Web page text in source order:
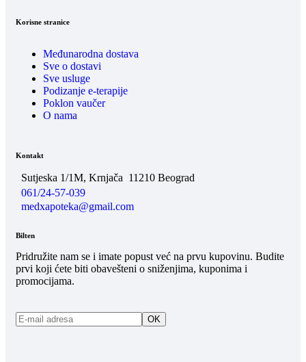
Korisne stranice
Međunarodna dostava
Sve o dostavi
Sve usluge
Podizanje e-terapije
Poklon vaučer
O nama
Kontakt
Sutjeska 1/1M, Krnjača 11210 Beograd
061/24-57-039
medxapoteka@gmail.com
Bilten
Pridružite nam se i imate popust već na prvu kupovinu. Budite
prvi koji ćete biti obavešteni o sniženjima, kuponima i
promocijama.